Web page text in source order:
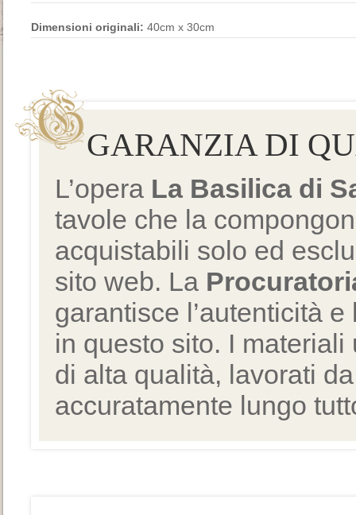
Dimensioni originali: 40cm x 30cm
GARANZIA DI
L’opera La Basilica di
tavole che la
acquistabili solo ed
sito web. La
garantisce l’autenticità
in questo sito. I
di alta qualità, lavorati
accuratamente lungo